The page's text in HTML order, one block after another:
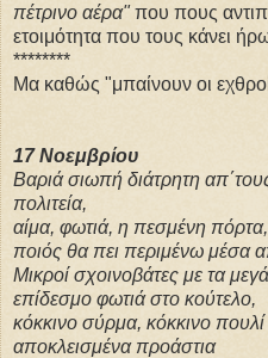
πέτρινο αέρα"που πους
ετοιμότητα που τους κάνει
********
Μα καθώς "μπαίνουν οι
17 Νοεμβρίου
Βαριά σιωπή διάτρητη
πολιτεία,
αίμα, φωτιά, η πεσμένη
ποιός θα πει περιμένω μέσα
Μικροί σχοινοβάτες με τα
επίδεσμο φωτιά στο κούτελο,
κόκκινο σύρμα, κόκκινο πουλί
αποκλεισμένα προάστια